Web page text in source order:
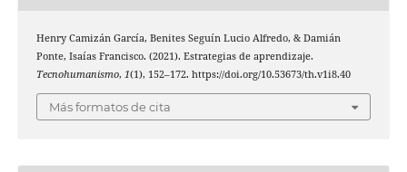
Henry Camizán García, Benites Seguín Lucio Alfredo, & Damián
Ponte, Isaías Francisco. (2021). Estrategias de aprendizaje.
Tecnohumanismo, 1(1), 152–172. https://doi.org/10.53673/th.v1i8.40
Más formatos de cita